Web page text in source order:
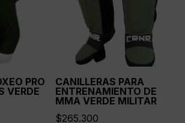
PRO
VERDE
CANILLERAS PARA
ENTRENAMIENTO DE
MMA VERDE MILITAR
$265.300